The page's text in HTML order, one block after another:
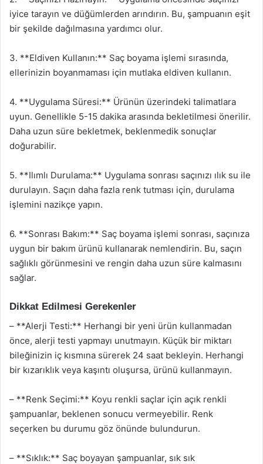
iyice tarayın ve düğümlerden arındırın. Bu, şampuanın eşit
bir şekilde dağılmasına yardımcı olur.
3. **Eldiven Kullanın:** Saç boyama işlemi sırasında,
ellerinizin boyanmaması için mutlaka eldiven kullanın.
4. **Uygulama Süresi:** Ürünün üzerindeki talimatlara
uyun. Genellikle 5-15 dakika arasında bekletilmesi önerilir.
Daha uzun süre bekletmek, beklenmedik sonuçlar
doğurabilir.
5. **Ilımlı Durulama:** Uygulama sonrası saçınızı ılık su ile
durulayın. Saçın daha fazla renk tutması için, durulama
işlemini nazikçe yapın.
6. **Sonrası Bakım:** Saç boyama işlemi sonrası, saçınıza
uygun bir bakım ürünü kullanarak nemlendirin. Bu, saçın
sağlıklı görünmesini ve rengin daha uzun süre kalmasını
sağlar.
Dikkat Edilmesi Gerekenler
– **Alerji Testi:** Herhangi bir yeni ürün kullanmadan
önce, alerji testi yapmayı unutmayın. Küçük bir miktarı
bileğinizin iç kısmına sürerek 24 saat bekleyin. Herhangi
bir kızarıklık veya kaşıntı oluşursa, ürünü kullanmayın.
– **Renk Seçimi:** Koyu renkli saçlar için açık renkli
şampuanlar, beklenen sonucu vermeyebilir. Renk
seçerken bu durumu göz önünde bulundurun.
– **Sıklık:** Saç boyayan şampuanlar, sık sık